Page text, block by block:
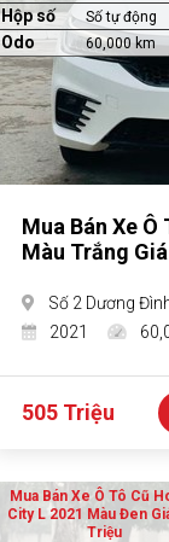
Hộp số Số tự động
Odo 60,000 km
Mua Bán Xe Ô
Màu Trắng
Số 2 Dương
2021
505 Triệu
Mua Bán Xe Ô Tô Cũ
City L 2021 Màu Đen
Triệu